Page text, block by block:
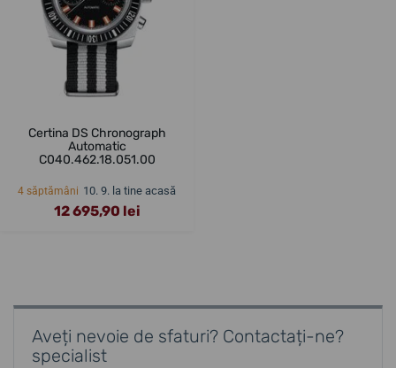
Certina DS Chronograph
Automatic
C040.462.18.051.00
4 săptămâni 10. 9. la tine acasă
12 695,90 lei
Aveți nevoie de sfaturi? Contactați-ne?
specialist